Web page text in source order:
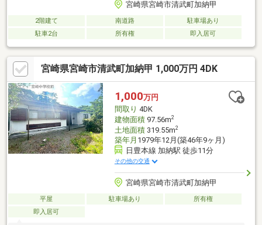
宮崎県宮崎市清武町加納甲
2階建て 南道路
駐車場あり
駐車2台
所有権 即入居可
宮崎県宮崎市清武町加納甲 1,000万円 4DK
1,000万円
間取り 4DK
建物面積97.56m2
土地面積319.55m2
築年月 1979年12月(築46年9ヶ月)
日豊本線 加納駅 徒歩11分
その他の交通
宮崎県宮崎市清武町加納甲
平屋 駐車場あり
所有権
即入居可